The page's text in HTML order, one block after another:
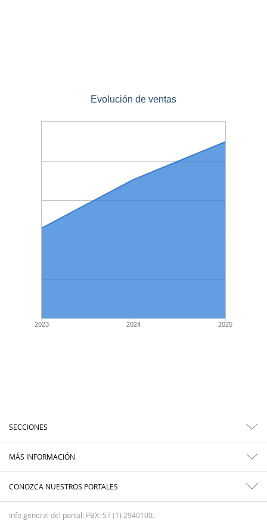
Evolución de ventas
2023 2024 2025
SECCIONES
MÁS INFORMACIÓN
CONOZCA NUESTROS PORTALES
Info general del portal: PBX: 57 (1) 2940100.